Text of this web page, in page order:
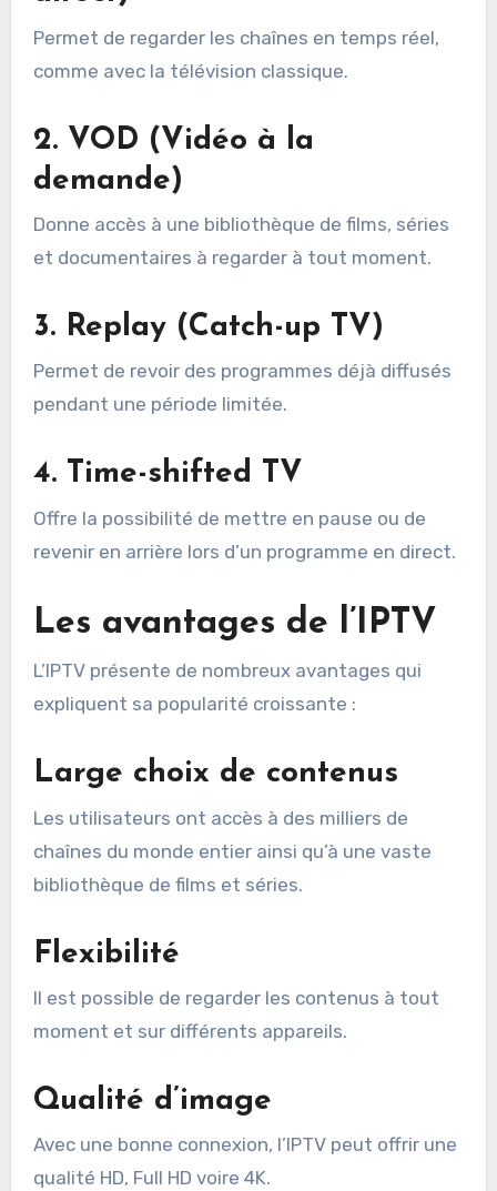
Permet de regarder les chaînes en temps réel,
comme avec la télévision classique.
2. VOD (Vidéo à la
demande)
Donne accès à une bibliothèque de films, séries
et documentaires à regarder à tout moment.
3. Replay (Catch-up TV)
Permet de revoir des programmes déjà diffusés
pendant une période limitée.
4. Time-shifted TV
Offre la possibilité de mettre en pause ou de
revenir en arrière lors d’un programme en direct.
Les avantages de l’IPTV
L’IPTV présente de nombreux avantages qui
expliquent sa popularité croissante :
Large choix de contenus
Les utilisateurs ont accès à des milliers de
chaînes du monde entier ainsi qu’à une vaste
bibliothèque de films et séries.
Flexibilité
Il est possible de regarder les contenus à tout
moment et sur différents appareils.
Qualité d’image
Avec une bonne connexion, l’IPTV peut offrir une
qualité HD, Full HD voire 4K.